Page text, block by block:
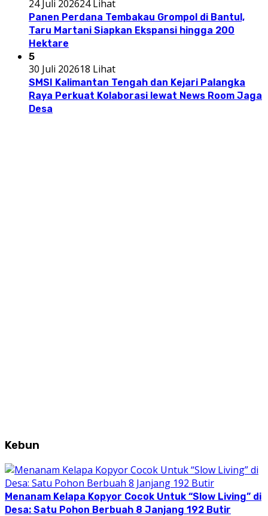
24 Juli 202624 Lihat
Panen Perdana Tembakau Grompol di Bantul,
Taru Martani Siapkan Ekspansi hingga 200
Hektare
5
30 Juli 202618 Lihat
SMSI Kalimantan Tengah dan Kejari Palangka
Raya Perkuat Kolaborasi lewat News Room Jaga
Desa
Kebun
Menanam Kelapa Kopyor Cocok Untuk “Slow Living” di
Desa: Satu Pohon Berbuah 8 Janjang 192 Butir